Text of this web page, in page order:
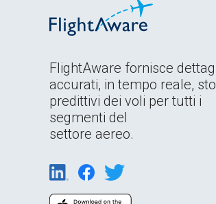
FlightAware fornisce
accurati, in tempo reale,
predittivi dei voli per tutti i
segmenti del
settore aereo.